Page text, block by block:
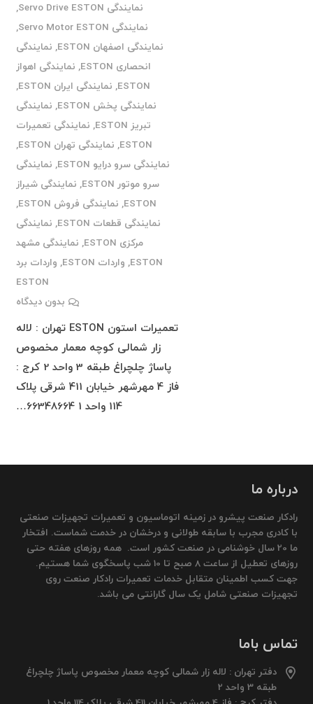
نمایندگی Servo Drive ESTON
,
نمایندگی Servo Motor ESTON
,
نمایندگی اصفهان ESTON
, نمایندگی
انحصاری ESTON
, نمایندگی اهواز
ESTON
, نمایندگی ایران ESTON
,
نمایندگی پخش ESTON
, نمایندگی
تبریز ESTON
, نمایندگی تعمیرات
ESTON
, نمایندگی تهران ESTON
,
نمایندگی سرو درایو ESTON
, نمایندگی
سرو موتور ESTON
, نمایندگی شیراز
ESTON
, نمایندگی فروش ESTON
,
نمایندگی قطعات ESTON
, نمایندگی
مرکزی ESTON
, نمایندگی مشهد
ESTON
, واردات ESTON , واردات برد
ESTON
بدون دیدگاه
تعمیرات استون ESTON تهران : لاله
زار شمالی کوچه معمار مخصوص
پاساژ چلچراغ طبقه 3 واحد 2 کرج :
فاز 4 مهرشهر خیابان 411 شرقی پلاک
114 واحد 1 66348664…
درباره ما
رادکار صنعت پیشرو در زمینه اتوماسیون و تعمیرات تجهیزات صنعتی
با کادری مجرب با سابقه طولانی و درخشان در خدمت شماست. افتخار
ما 20 سال خوشنامی در صنعت کشور است. همه روزهای هفته حتی
روزهای تعطیل از ساعت 8 صبح تا 10 شب پاسخگوی شما هستیم.
جهت کسب اطمینان متقابل خدمات تعمیرات رادکار صنعت روی
تجهیزات صنعتی شامل یک سال گارانتی می باشد.
تماس باما
دفتر تهران : لاله زار شمالی کوچه معمار مخصوص پاساژ چلچراغ
طبقه 3 واحد 2